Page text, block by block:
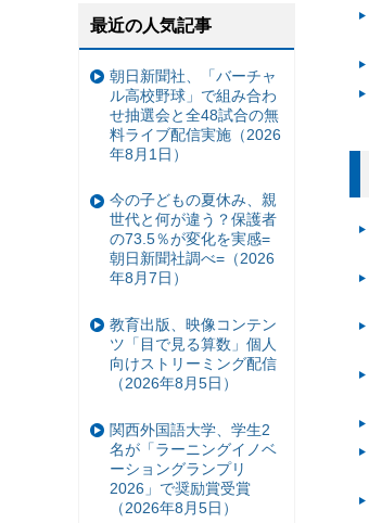
最近の人気記事
朝日新聞社、「バーチャ
ル高校野球」で組み合わ
せ抽選会と全48試合の無
料ライブ配信実施（2026
年8月1日）
今の子どもの夏休み、親
世代と何が違う？保護者
の73.5％が変化を実感=
朝日新聞社調べ=（2026
年8月7日）
教育出版、映像コンテン
ツ「目で見る算数」個人
向けストリーミング配信
（2026年8月5日）
関西外国語大学、学生2
名が「ラーニングイノベ
ーショングランプリ
2026」で奨励賞受賞
（2026年8月5日）